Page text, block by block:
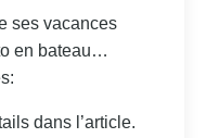
ses vacances
en bateau…
dans l’article.